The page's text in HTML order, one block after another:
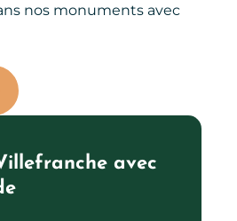
nos monuments avec
avec